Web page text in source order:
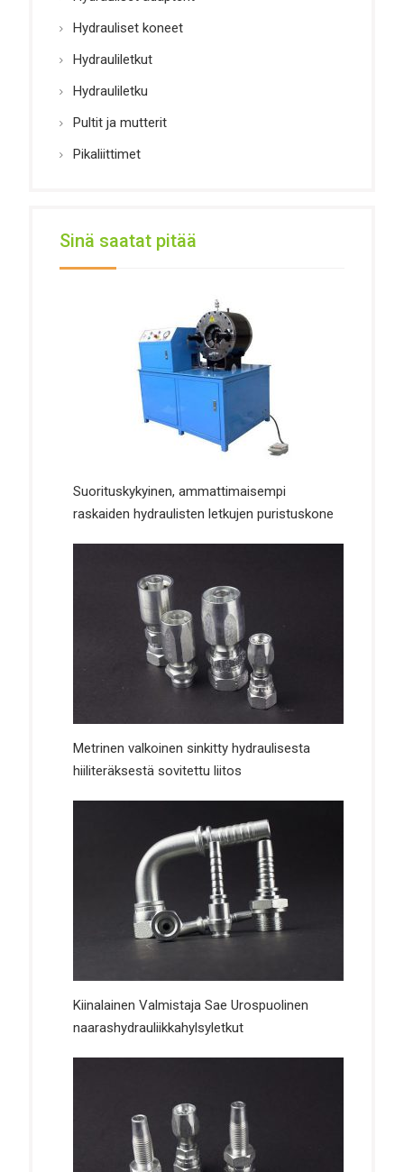
Hydrauliset koneet
Hydrauliletkut
Hydrauliletku
Pultit ja mutterit
Pikaliittimet
Sinä saatat pitää
Suorituskykyinen, ammattimaisempi
raskaiden hydraulisten letkujen puristuskone
Metrinen valkoinen sinkitty hydraulisesta
hiiliteräksestä sovitettu liitos
Kiinalainen Valmistaja Sae Urospuolinen
naarashydrauliikkahylsyletkut